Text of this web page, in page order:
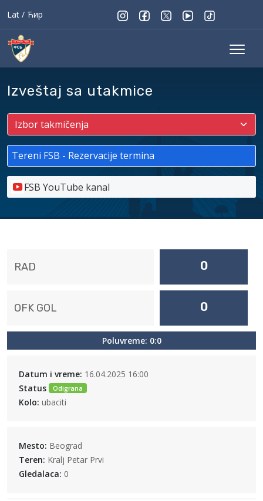
Lat / Ћир
Izveštaj sa utakmice
Tereni FSB - Rezervacije termina
FSB YouTube kanal
RAD 0
OFK GOL 0
Poluvreme: 0:0
Datum i vreme: 16.04.2025 16:00
Status
Odigrana
Kolo: ubaciti
Mesto: Beograd
Teren: Kralj Petar Prvi
Gledalaca: 0